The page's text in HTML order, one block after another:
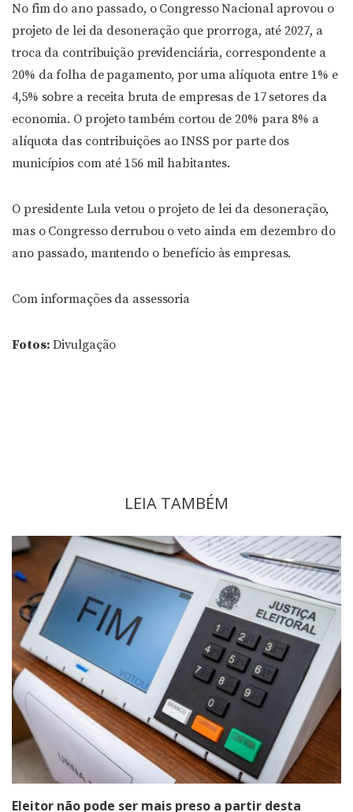
No fim do ano passado, o Congresso Nacional aprovou o
projeto de lei da desoneração que prorroga, até 2027, a
troca da contribuição previdenciária, correspondente a
20% da folha de pagamento, por uma alíquota entre 1% e
4,5% sobre a receita bruta de empresas de 17 setores da
economia. O projeto também cortou de 20% para 8% a
alíquota das contribuições ao INSS por parte dos
municípios com até 156 mil habitantes.
O presidente Lula vetou o projeto de lei da desoneração,
mas o Congresso derrubou o veto ainda em dezembro do
ano passado, mantendo o benefício às empresas.
Com informações da assessoria
Fotos: Divulgação
LEIA TAMBÉM
Eleitor não pode ser mais preso a partir desta